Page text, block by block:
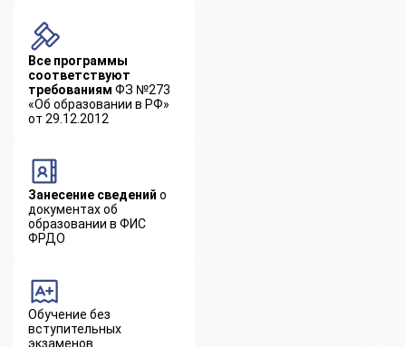
Все программы
соответствуют
требованиям ФЗ №273
«Об образовании в РФ»
от 29.12.2012
Занесение сведений о
документах об
образовании в ФИС
ФРДО
Обучение без
вступительных
экзаменов